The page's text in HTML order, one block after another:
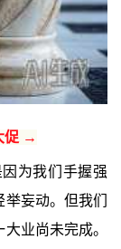
促 →
为我们手握强
妄动。但我们
业尚未完成。